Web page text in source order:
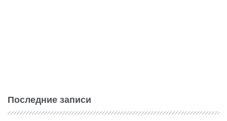
Последние записи